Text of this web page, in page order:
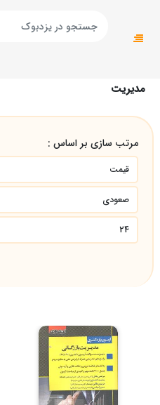
صفحه اصلی
مدیریت
مرتب سازی بر اساس :